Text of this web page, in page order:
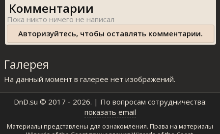
Комментарии
Авторизуйтесь, чтобы оставлять комментарии.
Галерея
На данный момент в галерее нет изображений.
DnD.su © 2017 - 2026. | По вопросам сотрудничества:
показать email
Материалы представлены для ознакомления. Права на материалы